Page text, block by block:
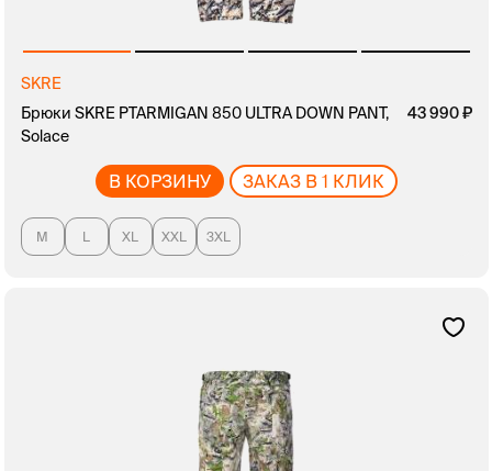
SKRE
Брюки SKRE PTARMIGAN 850 ULTRA DOWN PANT,
Solace
43 990
В КОРЗИНУ ЗАКАЗ В 1 КЛИК
M L XL XXL 3XL